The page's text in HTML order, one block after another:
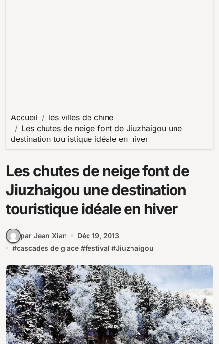
Accueil
les villes de chine
Les chutes de neige font de Jiuzhaigou une
destination touristique idéale en hiver
Les chutes de neige font de
Jiuzhaigou une destination
touristique idéale en hiver
par Jean Xian
Déc 19, 2013
#cascades de glace #festival #Jiuzhaigou